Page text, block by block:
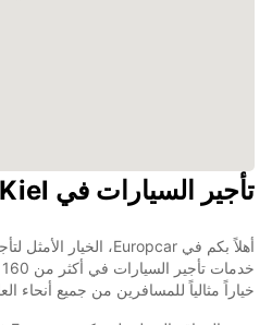
تأجير السيارات في Kiel
خياراً مثالياً للمسافرين من جميع أنحاء